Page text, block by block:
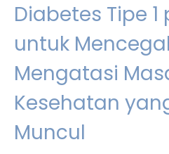
Diabetes Tipe
untuk
Mengatasi
Kesehatan
Muncul